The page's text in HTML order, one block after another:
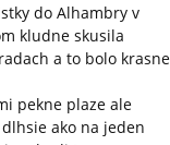
do Alhambry v
kludne skusila
a to bolo krasne
pekne plaze ale
ako na jeden